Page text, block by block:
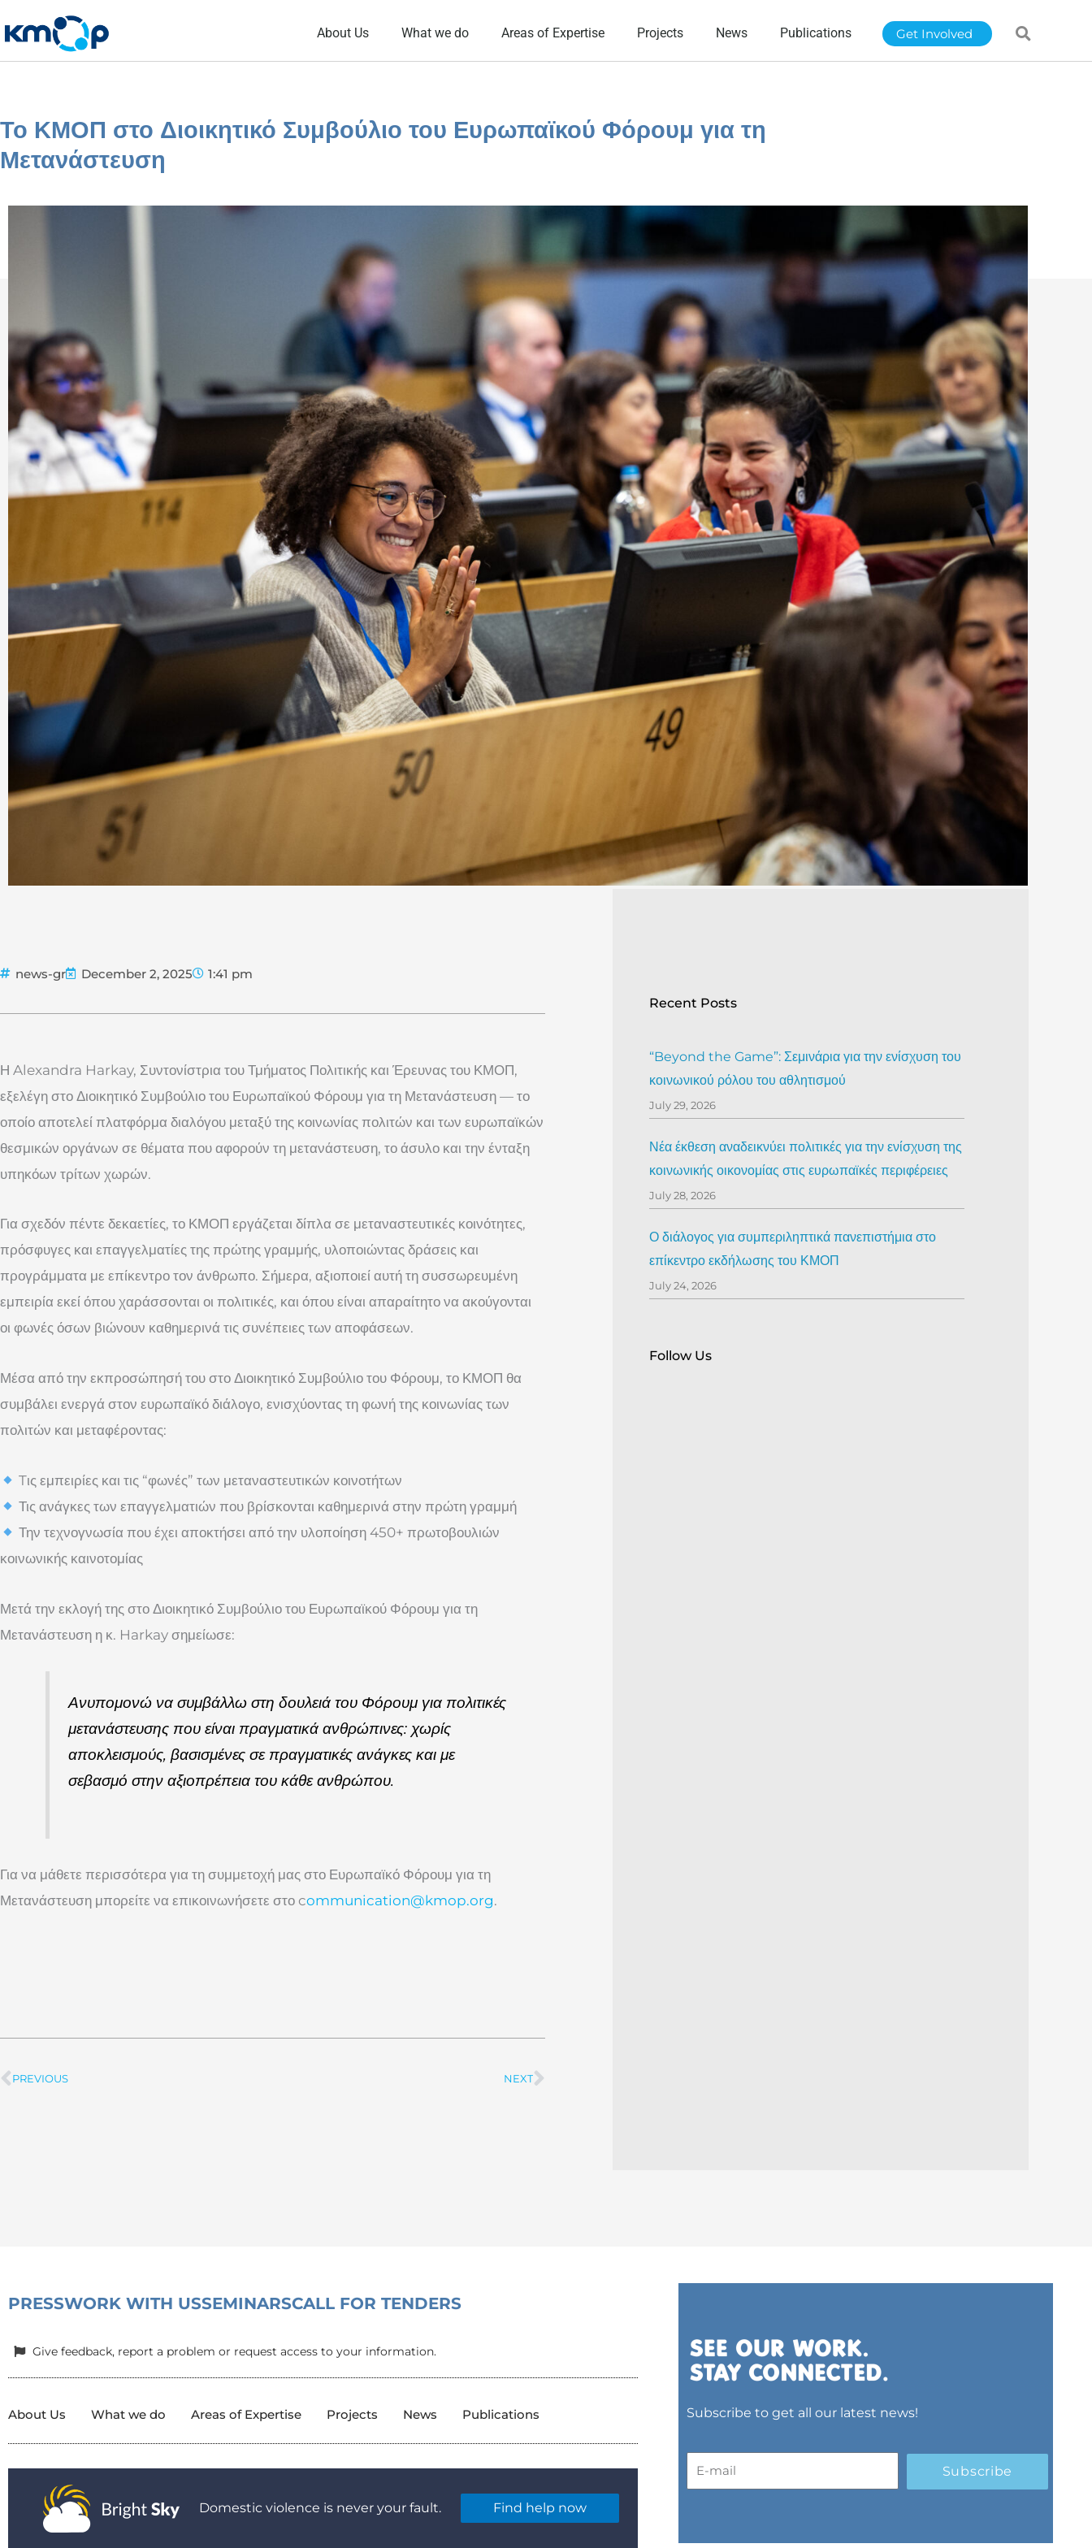
to
content
About Us What we do Areas of Expertise Projects News Publications Get Involved
Το ΚΜΟΠ στο Διοικητικό Συμβούλιο του Ευρωπαϊκού Φόρουμ για τη
Μετανάστευση
news-gr December 2, 2025 1:41 pm
Η Alexandra Harkay, Συντονίστρια του Τμήματος Πολιτικής και Έρευνας του ΚΜΟΠ,
εξελέγη στο Διοικητικό Συμβούλιο του Ευρωπαϊκού Φόρουμ για τη Μετανάστευση — το
οποίο αποτελεί πλατφόρμα διαλόγου μεταξύ της κοινωνίας πολιτών και των ευρωπαϊκών
θεσμικών οργάνων σε θέματα που αφορούν τη μετανάστευση, το άσυλο και την ένταξη
υπηκόων τρίτων χωρών.
Για σχεδόν πέντε δεκαετίες, το ΚΜΟΠ εργάζεται δίπλα σε μεταναστευτικές κοινότητες,
πρόσφυγες και επαγγελματίες της πρώτης γραμμής, υλοποιώντας δράσεις και
προγράμματα με επίκεντρο τον άνθρωπο. Σήμερα, αξιοποιεί αυτή τη συσσωρευμένη
εμπειρία εκεί όπου χαράσσονται οι πολιτικές, και όπου είναι απαραίτητο να ακούγονται
οι φωνές όσων βιώνουν καθημερινά τις συνέπειες των αποφάσεων.
Μέσα από την εκπροσώπησή του στο Διοικητικό Συμβούλιο του Φόρουμ, το ΚΜΟΠ θα
συμβάλει ενεργά στον ευρωπαϊκό διάλογο, ενισχύοντας τη φωνή της κοινωνίας των
πολιτών και μεταφέροντας:
Tις εμπειρίες και τις “φωνές” των μεταναστευτικών κοινοτήτων
Τις ανάγκες των επαγγελματιών που βρίσκονται καθημερινά στην πρώτη γραμμή
Την τεχνογνωσία που έχει αποκτήσει από την υλοποίηση 450+ πρωτοβουλιών
κοινωνικής καινοτομίας
Μετά την εκλογή της στο Διοικητικό Συμβούλιο του Ευρωπαϊκού Φόρουμ για τη
Μετανάστευση η κ. Harkay σημείωσε:
Ανυπομονώ να συμβάλλω στη δουλειά του Φόρουμ για πολιτικές
μετανάστευσης που είναι πραγματικά ανθρώπινες: χωρίς
αποκλεισμούς, βασισμένες σε πραγματικές ανάγκες και με
σεβασμό στην αξιοπρέπεια του κάθε ανθρώπου.
Για να μάθετε περισσότερα για τη συμμετοχή μας στο Ευρωπαϊκό Φόρουμ για τη
Μετανάστευση μπορείτε να επικοινωνήσετε στο communication@kmop.org.
Prev
PREVIOUS NEXTNext
Recent Posts
“Beyond the Game”: Σεμινάρια για την ενίσχυση του
κοινωνικού ρόλου του αθλητισμού
July 29, 2026
Νέα έκθεση αναδεικνύει πολιτικές για την ενίσχυση της
κοινωνικής οικονομίας στις ευρωπαϊκές περιφέρειες
July 28, 2026
Ο διάλογος για συμπεριληπτικά πανεπιστήμια στο
επίκεντρο εκδήλωσης του ΚΜΟΠ
July 24, 2026
Follow Us
PRESSWORK WITH USSEMINARSCALL FOR TENDERS
Give feedback, report a problem or request access to your information.
About Us What we do Areas of Expertise Projects News Publications
Domestic violence is never your fault. Find help now
Subscribe to get all our latest news!
Subscribe